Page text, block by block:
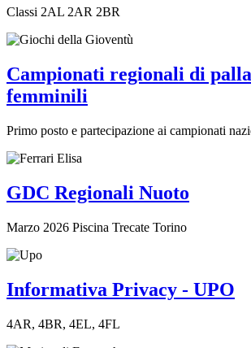
Classi 2AL 2AR 2BR
Campionati regionali di
femminili
Primo posto e partecipazione ai campionati
GDC Regionali Nuoto
Marzo 2026 Piscina Trecate Torino
Informativa Privacy - UPO
4AR, 4BR, 4EL, 4FL